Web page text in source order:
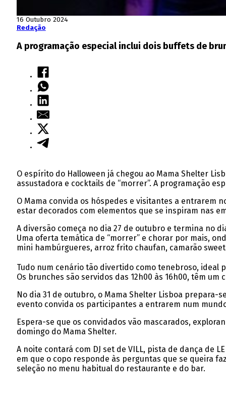
16 Outubro 2024
Redação
A programação especial inclui dois buffets de
O espírito do Halloween já chegou ao Mama Shelter
assustadora e cocktails de “morrer”. A programação
O Mama convida os hóspedes e visitantes a entrarem
estar decorados com elementos que se inspiram nas
A diversão começa no dia 27 de outubro e termina no
Uma oferta temática de “morrer” e chorar por mais,
mini hambúrgueres, arroz frito chaufan, camarão
Tudo num cenário tão divertido como tenebroso, ideal
Os brunches são servidos das 12h00 às 16h00, têm um
No dia 31 de outubro, o Mama Shelter Lisboa prepara-
evento convida os participantes a entrarem num
Espera-se que os convidados vão mascarados,
domingo do Mama Shelter.
A noite contará com DJ set de VILL, pista de dança de
em que o copo responde às perguntas que se queira
seleção no menu habitual do restaurante e do bar.